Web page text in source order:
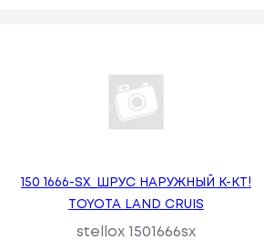
150 1666-SX_ШРУС НАРУЖНЫЙ К-КТ!
TOYOTA LAND CRUIS
stellox 1501666sx